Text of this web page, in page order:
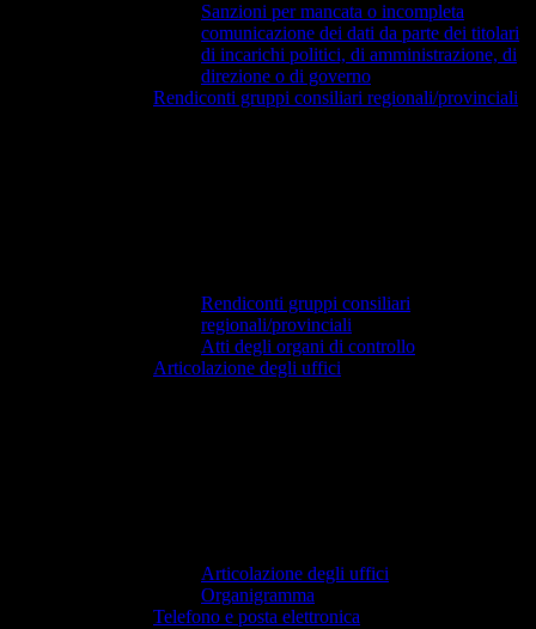
Sanzioni per mancata o incompleta
comunicazione dei dati da parte dei titolari
di incarichi politici, di amministrazione, di
direzione o di governo
Rendiconti gruppi consiliari regionali/provinciali
Rendiconti gruppi consiliari
regionali/provinciali
Atti degli organi di controllo
Articolazione degli uffici
Articolazione degli uffici
Organigramma
Telefono e posta elettronica